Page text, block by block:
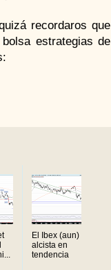
recordaros que
estrategias de
El Ibex (aun)
alcista en
tendencia